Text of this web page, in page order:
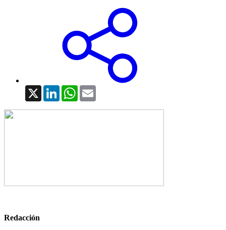
X LinkedInWhatsApp
Redacción